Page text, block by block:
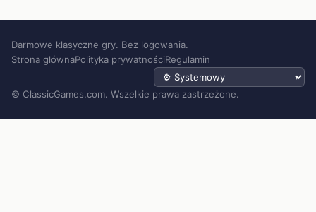
Darmowe klasyczne gry. Bez logowania.
Strona głównaPolityka prywatnościRegulamin
Motyw
© ClassicGames.com. Wszelkie prawa zastrzeżone.